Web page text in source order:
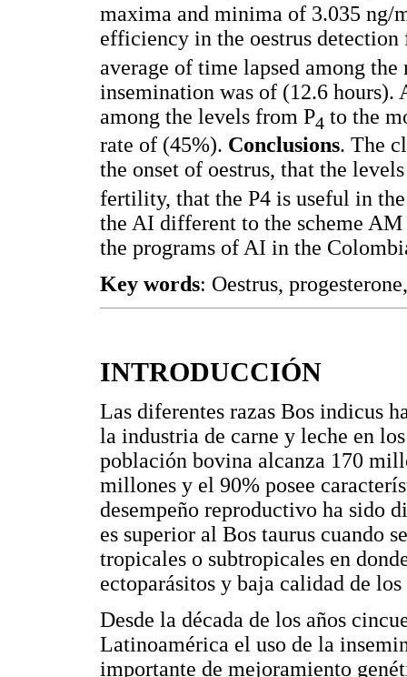
maxima and minima of 3.035 ng/
efficiency in the oestrus detection
average of time lapsed among
insemination was of (12.6
among the levels from P4 to the
rate of (45%). Conclusions. The
the onset of oestrus, that the
fertility, that the P4 is useful in
the AI different to the scheme
the programs of AI in the
Key words: Oestrus,
INTRODUCCIÓN
Las diferentes razas Bos indicus
la industria de carne y leche en
población bovina alcanza 170
millones y el 90% posee
desempeño reproductivo ha sido
es superior al Bos taurus cuando
tropicales o subtropicales en
ectoparásitos y baja calidad de
Desde la década de los años
Latinoamérica el uso de la
importante de mejoramiento